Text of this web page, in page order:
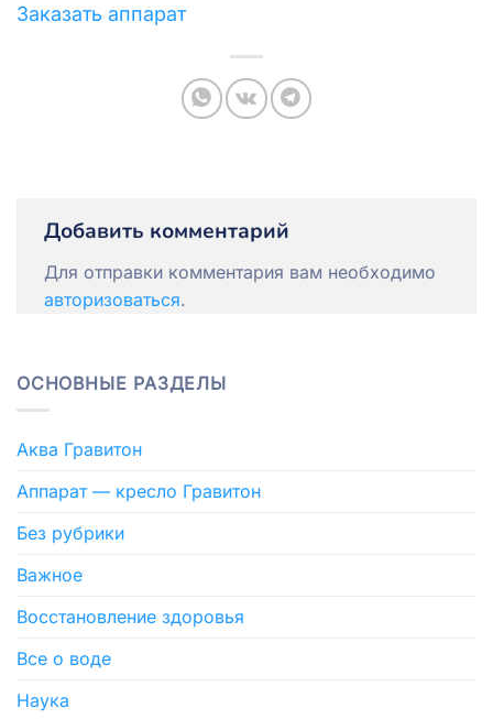
Заказать аппарат
Добавить комментарий
Для отправки комментария вам необходимо
авторизоваться.
ОСНОВНЫЕ РАЗДЕЛЫ
Аква Гравитон
Аппарат — кресло Гравитон
Без рубрики
Важное
Восстановление здоровья
Все о воде
Наука